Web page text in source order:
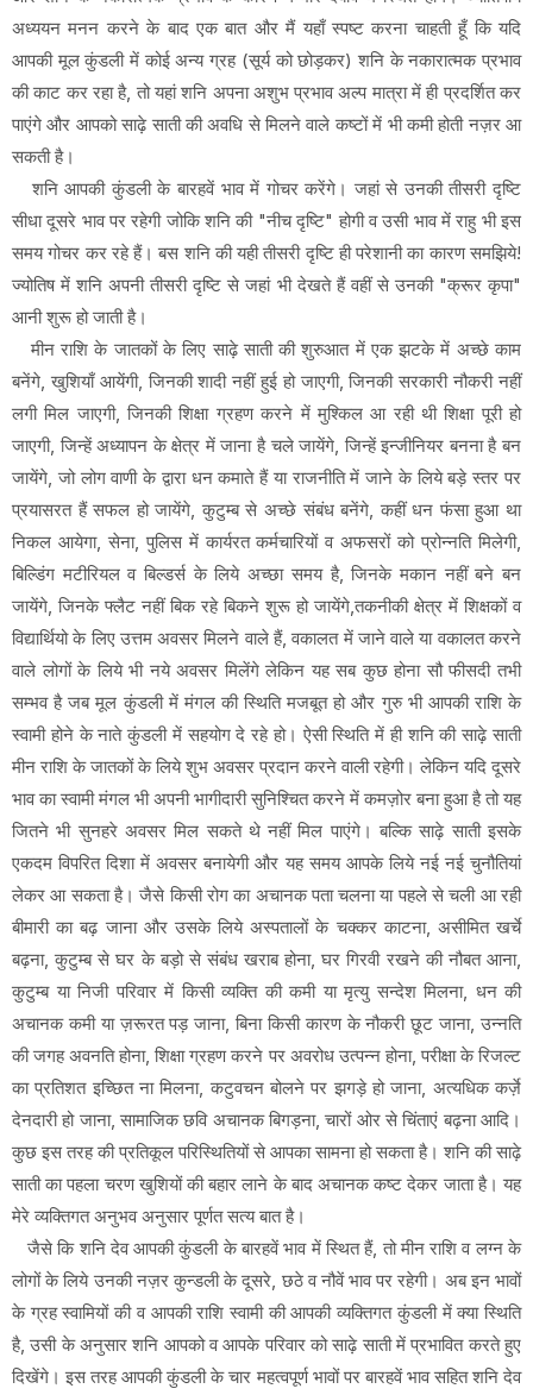
अध्ययन मनन करने के बाद एक बात और मैं यहाँ स्पष्ट करना चाहती हूँ कि यदि
आपकी मूल कुंडली में कोई अन्य ग्रह (सूर्य को छोड़कर) शनि के नकारात्मक प्रभाव
की काट कर रहा है, तो यहां शनि अपना अशुभ प्रभाव अल्प मात्रा में ही प्रदर्शित कर
पाएंगे और आपको साढ़े साती की अवधि से मिलने वाले कष्टों में भी कमी होती नज़र आ
सकती है।
शनि आपकी कुंडली के बारहवें भाव में गोचर करेंगे। जहां से उनकी तीसरी दृष्टि
सीधा दूसरे भाव पर रहेगी जोकि शनि की "नीच दृष्टि" होगी व उसी भाव में राहु भी इस
समय गोचर कर रहे हैं। बस शनि की यही तीसरी दृष्टि ही परेशानी का कारण समझिये!
ज्योतिष में शनि अपनी तीसरी दृष्टि से जहां भी देखते हैं वहीं से उनकी "क्रूर कृपा"
आनी शुरू हो जाती है।
मीन राशि के जातकों के लिए साढ़े साती की शुरुआत में एक झटके में अच्छे काम
बनेंगे, खुशियाँ आयेंगी, जिनकी शादी नहीं हुई हो जाएगी, जिनकी सरकारी नौकरी नहीं
लगी मिल जाएगी, जिनकी शिक्षा ग्रहण करने में मुश्किल आ रही थी शिक्षा पूरी हो
जाएगी, जिन्हें अध्यापन के क्षेत्र में जाना है चले जायेंगे, जिन्हें इन्जीनियर बनना है बन
जायेंगे, जो लोग वाणी के द्वारा धन कमाते हैं या राजनीति में जाने के लिये बड़े स्तर पर
प्रयासरत हैं सफल हो जायेंगे, कुटुम्ब से अच्छे संबंध बनेंगे, कहीं धन फंसा हुआ था
निकल आयेगा, सेना, पुलिस में कार्यरत कर्मचारियों व अफसरों को प्रोन्नति मिलेगी,
बिल्डिंग मटीरियल व बिल्डर्स के लिये अच्छा समय है, जिनके मकान नहीं बने बन
जायेंगे, जिनके फ्लैट नहीं बिक रहे बिकने शुरू हो जायेंगे,तकनीकी क्षेत्र में शिक्षकों व
विद्यार्थियो के लिए उत्तम अवसर मिलने वाले हैं, वकालत में जाने वाले या वकालत करने
वाले लोगों के लिये भी नये अवसर मिलेंगे लेकिन यह सब कुछ होना सौ फीसदी तभी
सम्भव है जब मूल कुंडली में मंगल की स्थिति मजबूत हो और गुरु भी आपकी राशि के
स्वामी होने के नाते कुंडली में सहयोग दे रहे हो। ऐसी स्थिति में ही शनि की साढ़े साती
मीन राशि के जातकों के लिये शुभ अवसर प्रदान करने वाली रहेगी। लेकिन यदि दूसरे
भाव का स्वामी मंगल भी अपनी भागीदारी सुनिश्चित करने में कमज़ोर बना हुआ है तो यह
जितने भी सुनहरे अवसर मिल सकते थे नहीं मिल पाएंगे। बल्कि साढ़े साती इसके
एकदम विपरित दिशा में अवसर बनायेगी और यह समय आपके लिये नई नई चुनौतियां
लेकर आ सकता है। जैसे किसी रोग का अचानक पता चलना या पहले से चली आ रही
बीमारी का बढ़ जाना और उसके लिये अस्पतालों के चक्कर काटना, असीमित खर्चे
बढ़ना, कुटुम्ब से घर के बड़ो से संबंध खराब होना, घर गिरवी रखने की नौबत आना,
कुटुम्ब या निजी परिवार में किसी व्यक्ति की कमी या मृत्यु सन्देश मिलना, धन की
अचानक कमी या ज़रूरत पड़ जाना, बिना किसी कारण के नौकरी छूट जाना, उन्नति
की जगह अवनति होना, शिक्षा ग्रहण करने पर अवरोध उत्पन्न होना, परीक्षा के रिजल्ट
का प्रतिशत इच्छित ना मिलना, कटुवचन बोलने पर झगड़े हो जाना, अत्यधिक कर्ज़े
देनदारी हो जाना, सामाजिक छवि अचानक बिगड़ना, चारों ओर से चिंताएं बढ़ना आदि।
कुछ इस तरह की प्रतिकूल परिस्थितियों से आपका सामना हो सकता है। शनि की साढ़े
साती का पहला चरण खुशियों की बहार लाने के बाद अचानक कष्ट देकर जाता है। यह
मेरे व्यक्तिगत अनुभव अनुसार पूर्णत सत्य बात है।
जैसे कि शनि देव आपकी कुंडली के बारहवें भाव में स्थित हैं, तो मीन राशि व लग्न के
लोगों के लिये उनकी नज़र कुन्डली के दूसरे, छठे व नौवें भाव पर रहेगी। अब इन भावों
के ग्रह स्वामियों की व आपकी राशि स्वामी की आपकी व्यक्तिगत कुंडली में क्या स्थिति
है, उसी के अनुसार शनि आपको व आपके परिवार को साढ़े साती में प्रभावित करते हुए
दिखेंगे। इस तरह आपकी कुंडली के चार महत्वपूर्ण भावों पर बारहवें भाव सहित शनि देव